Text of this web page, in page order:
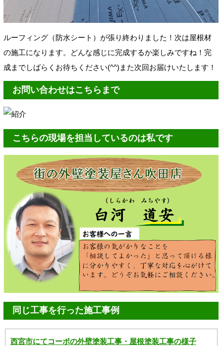
ルーフィング（防水シート）が張り終わりました！次は屋根材
の施工になります。どんな感じに完成するか楽しみですね！完
成までしばらくお待ちください(^^)また次回お届けいたします！
お問い合わせはこちらまで
こちらの現場を担当しているのは私です
同じ工事を行った施工事例
西宮市にてコーポの外壁塗装工事・屋根塗装工事の様子